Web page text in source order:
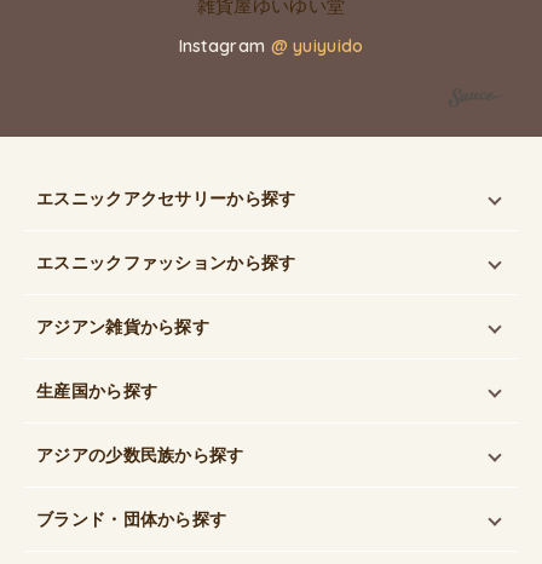
Instagram @ yuiyuido
エスニックアクセサリーから探す
エスニックファッションから探す
アジアン雑貨から探す
生産国から探す
アジアの少数民族から探す
ブランド・団体から探す